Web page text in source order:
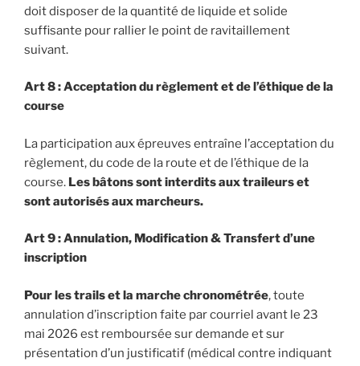
doit disposer de la quantité de liquide et solide
suffisante pour rallier le point de ravitaillement
suivant.
Art 8 : Acceptation du règlement et de l’éthique de la
course
La participation aux épreuves entraîne l’acceptation du
règlement, du code de la route et de l’éthique de la
course. Les bâtons sont interdits aux traileurs et
sont autorisés aux marcheurs.
Art 9 : Annulation, Modification & Transfert d’une
inscription
Pour les trails et la marche chronométrée, toute
annulation d’inscription faite par courriel avant le 23
mai 2026 est remboursée sur demande et sur
présentation d’un justificatif (médical contre indiquant